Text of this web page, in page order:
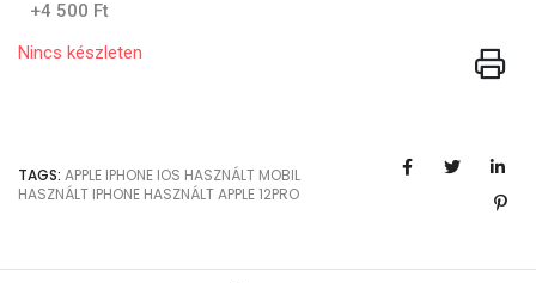
+4 500 Ft
Nincs készleten
TAGS: APPLE IPHONE IOS HASZNÁLT MOBIL
HASZNÁLT IPHONE HASZNÁLT APPLE12PRO